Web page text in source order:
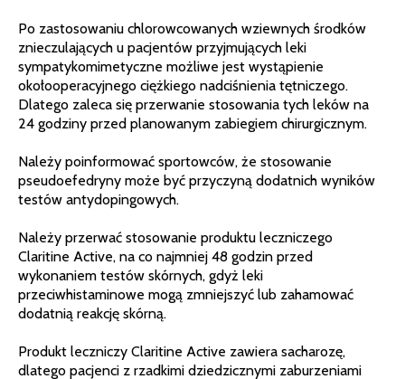
Po zastosowaniu chlorowcowanych wziewnych środków
znieczulających u pacjentów przyjmujących leki
sympatykomimetyczne możliwe jest wystąpienie
okołooperacyjnego ciężkiego nadciśnienia tętniczego.
Dlatego zaleca się przerwanie stosowania tych leków na
24 godziny przed planowanym zabiegiem chirurgicznym.
Należy poinformować sportowców, że stosowanie
pseudoefedryny może być przyczyną dodatnich wyników
testów antydopingowych.
Należy przerwać stosowanie produktu leczniczego
Claritine Active, na co najmniej 48 godzin przed
wykonaniem testów skórnych, gdyż leki
przeciwhistaminowe mogą zmniejszyć lub zahamować
dodatnią reakcję skórną.
Produkt leczniczy Claritine Active zawiera sacharozę,
dlatego pacjenci z rzadkimi dziedzicznymi zaburzeniami